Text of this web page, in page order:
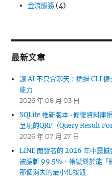
金流服務 (4)
最新文章
讓 AI 不只會聊天：透過 CLI
能力
2026 年 08 月 03 日
SQLite 推新版本~修復資料庫
呈現的QRF（Query Result
2026 年 07 月 27 日
LINE 開發者的 2026 年中震
被腰斬 99.5%、帳號終於能「
那個消失的最小化按鈕